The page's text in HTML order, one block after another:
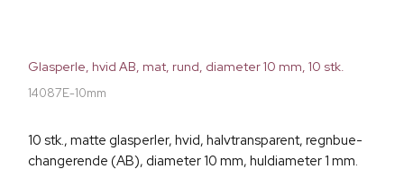
Glasperle, hvid AB, mat, rund, diameter 10 mm, 10 stk.
14087E-10mm
10 stk., matte glasperler, hvid, halvtransparent, regnbue-
changerende (AB), diameter 10 mm, huldiameter 1 mm.